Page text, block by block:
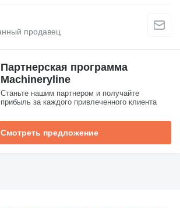
Партнерская программа
Machineryline
Станьте нашим партнером и получайте
прибыль за каждого привлеченного клиента
Смотреть предложение